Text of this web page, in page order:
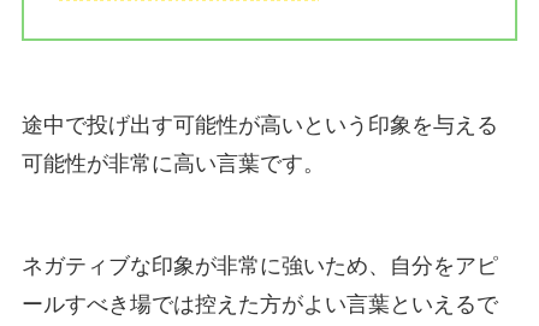
途中で投げ出す可能性が高いという印象を与える
可能性が非常に高い言葉です。
ネガティブな印象が非常に強いため、自分をアピ
ールすべき場では控えた方がよい言葉といえるで